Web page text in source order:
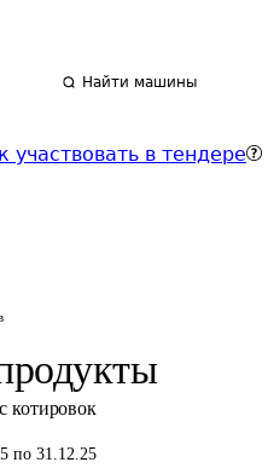
Найти машины
участвовать в тендере
котировок
по 31.12.25